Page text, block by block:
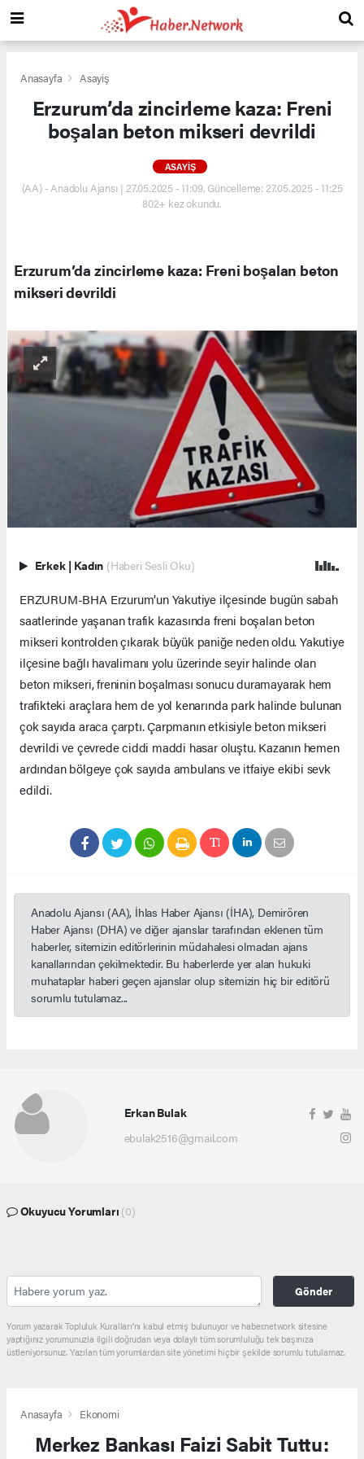
Anasayfa Asayiş
Erzurum’da zincirleme kaza: Freni
boşalan beton mikseri devrildi
ASAYIŞ
(AA) - Anadolu Ajansı | 27.05.2025 - 11:09, Güncelleme: 27.05.2025 - 11:25
802+ kez okundu.
Erzurum’da zincirleme kaza: Freni boşalan beton
mikseri devrildi
Erkek | Kadın (Haberi Sesli Oku)
ERZURUM-BHA Erzurum’un Yakutiye ilçesinde bugün sabah
saatlerinde yaşanan trafik kazasında freni boşalan beton
mikseri kontrolden çıkarak büyük paniğe neden oldu. Yakutiye
ilçesine bağlı havalimanı yolu üzerinde seyir halinde olan
beton mikseri, freninin boşalması sonucu duramayarak hem
trafikteki araçlara hem de yol kenarında park halinde bulunan
çok sayıda araca çarptı. Çarpmanın etkisiyle beton mikseri
devrildi ve çevrede ciddi maddi hasar oluştu. Kazanın hemen
ardından bölgeye çok sayıda ambulans ve itfaiye ekibi sevk
edildi.
Anadolu Ajansı (AA), İhlas Haber Ajansı (İHA), Demirören
Haber Ajansı (DHA) ve diğer ajanslar tarafından eklenen tüm
haberler, sitemizin editörlerinin müdahalesi olmadan ajans
kanallarından çekilmektedir. Bu haberlerde yer alan hukuki
muhataplar haberi geçen ajanslar olup sitemizin hiç bir editörü
sorumlu tutulamaz...
Erkan Bulak
ebulak2516@gmail.com
Okuyucu Yorumları (0)
Gönder
Yorum yazarak Topluluk Kuralları’nı kabul etmiş bulunuyor ve haber.network sitesine
yaptığınız yorumunuzla ilgili doğrudan veya dolaylı tüm sorumluluğu tek başınıza
üstleniyorsunuz. Yazılan tüm yorumlardan site yönetimi hiçbir şekilde sorumlu tutulamaz.
Anasayfa Ekonomi
Merkez Bankası Faizi Sabit Tuttu: